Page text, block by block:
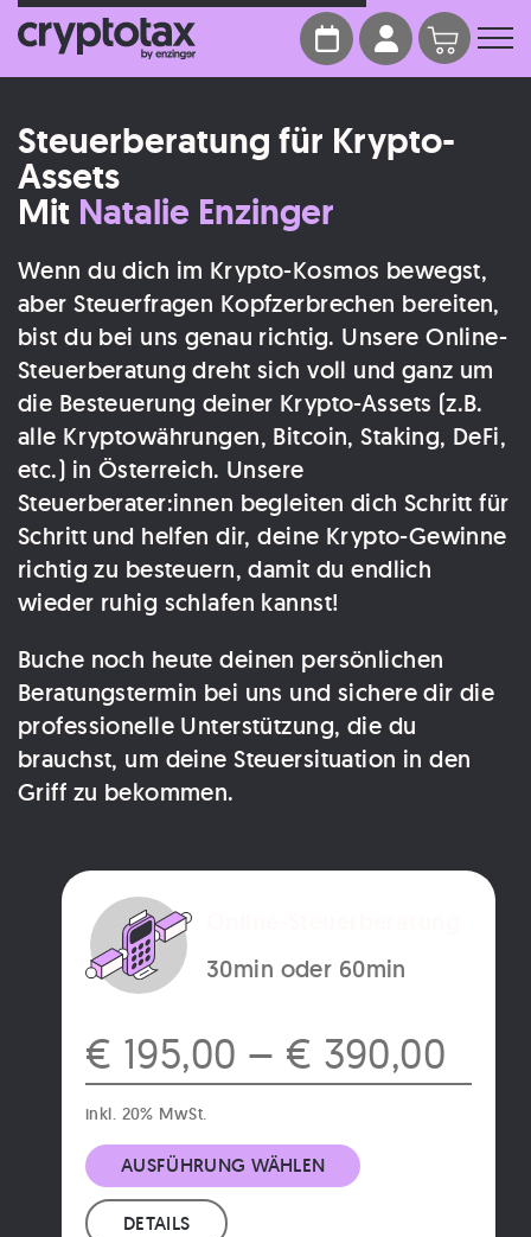
Steuerberatung für Krypto-
Assets
Mit Natalie Enzinger
Wenn du dich im Krypto-Kosmos bewegst,
aber Steuerfragen Kopfzerbrechen bereiten,
bist du bei uns genau richtig. Unsere Online-
Steuerberatung dreht sich voll und ganz um
die Besteuerung deiner Krypto-Assets (z.B.
alle Kryptowährungen, Bitcoin, Staking, DeFi,
etc.) in Österreich. Unsere
Steuerberater:innen begleiten dich Schritt für
Schritt und helfen dir, deine Krypto-Gewinne
richtig zu besteuern, damit du endlich
wieder ruhig schlafen kannst!
Buche noch heute deinen persönlichen
Beratungstermin bei uns und sichere dir die
professionelle Unterstützung, die du
brauchst, um deine Steuersituation in den
Griff zu bekommen.
30min oder 60min
€ 195,00 – € 390,00
inkl. 20% MwSt.
AUSFÜHRUNG WÄHLEN
DETAILS